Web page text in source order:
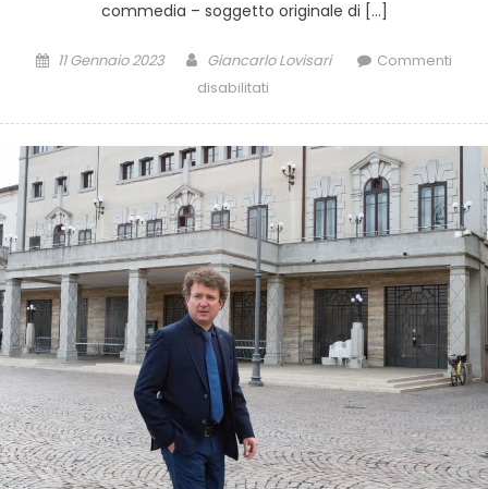
commedia – soggetto originale di […]
11 Gennaio 2023 Giancarlo Lovisari
Commenti
disabilitati